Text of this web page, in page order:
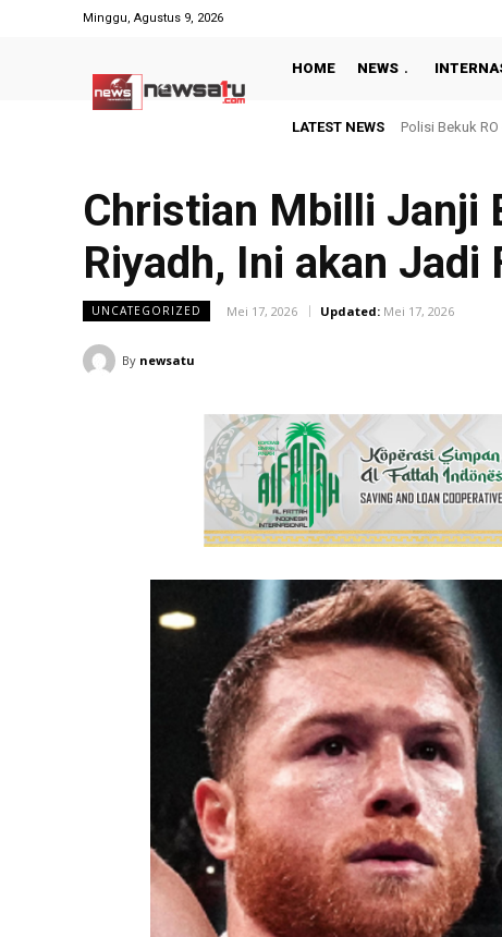
Minggu, Agustus 9, 2026
HOME NEWS
LATEST NEWS Dilantik
Christian Mbilli Janji
Riyadh, Ini akan Jadi
UNCATEGORIZED Mei 17, 2026 Updated: Mei 17, 2026
By newsatu